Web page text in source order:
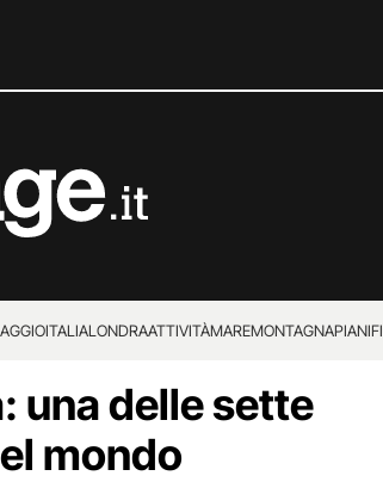
ITALIALONDRAATTIVITÀMAREMONTAGNA
una delle sette
mondo